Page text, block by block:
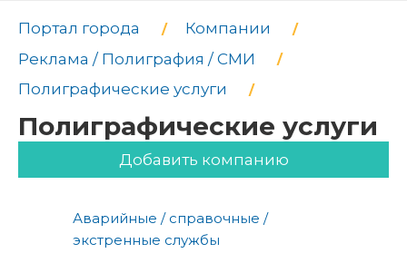
Портал города
Компании
Реклама / Полиграфия / СМИ
Полиграфические услуги
Полиграфические услуги
Добавить компанию
Аварийные / справочные /
экстренные службы